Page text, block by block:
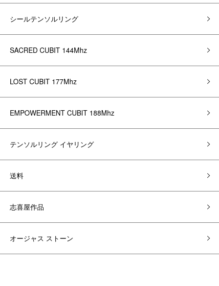
シールテンソルリング
SACRED CUBIT 144Mhz
LOST CUBIT 177Mhz
EMPOWERMENT CUBIT 188Mhz
テンソルリング イヤリング
送料
志喜屋作品
オージャス ストーン